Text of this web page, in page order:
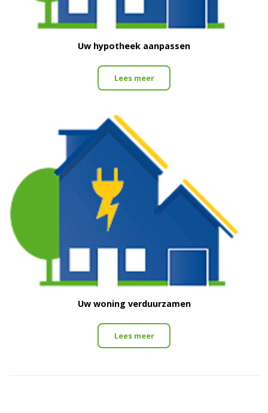
Uw hypotheek aanpassen
Lees meer
Uw woning verduurzamen
Lees meer